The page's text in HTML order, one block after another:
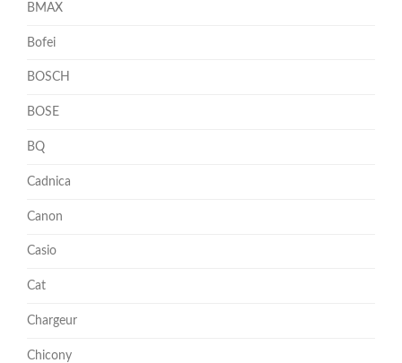
BMAX
Bofei
BOSCH
BOSE
BQ
Cadnica
Canon
Casio
Cat
Chargeur
Chicony